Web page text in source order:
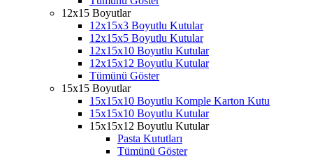
12x15 Boyutlar
12x15x3 Boyutlu Kutular
12x15x5 Boyutlu Kutular
12x15x10 Boyutlu Kutular
12x15x12 Boyutlu Kutular
Tümünü Göster
15x15 Boyutlar
15x15x10 Boyutlu Komple Karton Kutu
15x15x10 Boyutlu Kutular
15x15x12 Boyutlu Kutular
Pasta Kututları
Tümünü Göster